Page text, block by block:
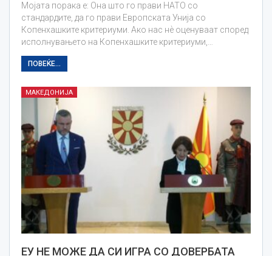
Мојата порака е: Она што го прави НАТО со
стандардите, да го прави Европската Унија со
Копенхашките критериуми. Ако нас нѐ оценуваат според
исполнувањето на Копенхашките критериуми,…
ПОВЕЌЕ...
МАКЕДОНИЈА
ЕУ НЕ МОЖЕ ДА СИ ИГРА СО ДОВЕРБАТА